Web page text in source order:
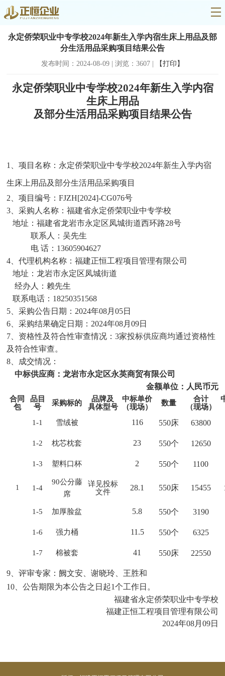
永定侨荣职业中专学校2024年新生入学内宿生床上用品及部
分生活用品采购项目结果公告
发布时间：2024-08-09 | 浏览：3607 | 【打印】
永定侨荣职业中专学校2024年新生入学内宿
生床上用品
及部分生活用品采购项目 结果公告
1、项目名称： 永定侨荣职业中专学校2024年新生入学内宿
生床上用品及部分生活用品采购项目
2、项目编号：FJZH[2024]-CG076号
3、采购人名称：福建省永定侨荣职业中专学校
地址：福建省龙岩市永定区凤城街道西环路28号
联系人：吴先生
电 话： 13605904627
4、代理机构名称：福建正恒工程项目管理有限公司
地址：龙岩市永定区凤城街道
经办人：赖先生
联系电话： 18250351568
5、采购公告日期：2024年08月05日
6、采购结果确定日期：2024年08月09日
7、资格性及符合性审查情况：3家投标供应商均通过资格性
及符合性审查。
8、成交情况：
中标供应商：龙岩市永定区永英商贸有限公司
金额单位：人民币元
合同
包
品目
号
采购标的
品牌及
具体型号
中标单价
（现场）
数量
合计
（现场）
1
1-1 雪绒被
详见投标
文件
116 550床 63800
1-2 枕芯枕套 23 550个 12650
1-3 塑料口杯 2 550个 1100
1-4
90公分藤
席
28.1 550床 15455
1-5 加厚脸盆 5.8 550个 3190
1-6 强力桶 11.5 550个 6325
1-7 棉被套 41 550床 22550
9、评审专家： 阙文安、谢晓玲、王胜和
10、公告期限为本公告之日起1个工作日。
福建省永定侨荣职业中专学校
福建正恒工程项目管理有限公司
2024年08月 09日